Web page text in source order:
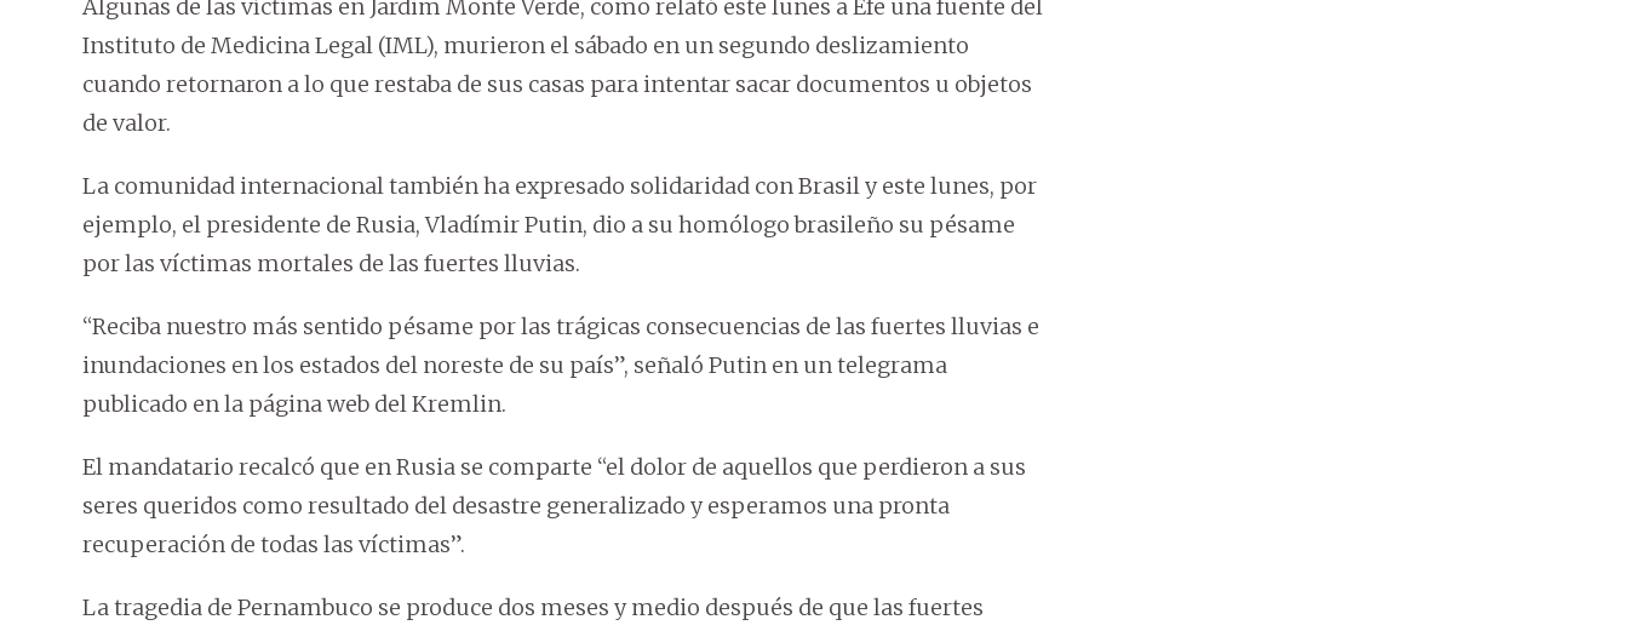
Algunas de las víctimas en Jardim Monte Verde, como relató este lunes a Efe una fuente del
Instituto de Medicina Legal (IML), murieron el sábado en un segundo deslizamiento
cuando retornaron a lo que restaba de sus casas para intentar sacar documentos u objetos
de valor.
La comunidad internacional también ha expresado solidaridad con Brasil y este lunes, por
ejemplo, el presidente de Rusia, Vladímir Putin, dio a su homólogo brasileño su pésame
por las víctimas mortales de las fuertes lluvias.
“Reciba nuestro más sentido pésame por las trágicas consecuencias de las fuertes lluvias e
inundaciones en los estados del noreste de su país”, señaló Putin en un telegrama
publicado en la página web del Kremlin.
El mandatario recalcó que en Rusia se comparte “el dolor de aquellos que perdieron a sus
seres queridos como resultado del desastre generalizado y esperamos una pronta
recuperación de todas las víctimas”.
La tragedia de Pernambuco se produce dos meses y medio después de que las fuertes